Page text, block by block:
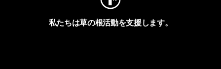
私たちは草の根活動を支援します。